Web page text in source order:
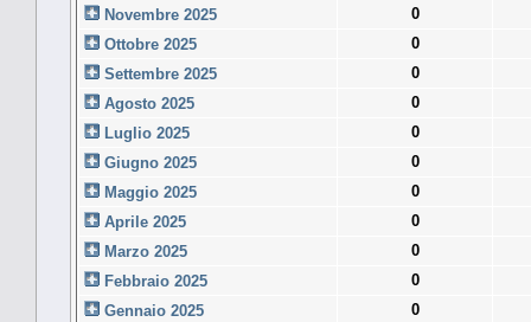
Novembre 2025
0
Ottobre 2025
0
Settembre 2025
0
Agosto 2025
0
Luglio 2025
0
Giugno 2025
0
Maggio 2025
0
Aprile 2025
0
Marzo 2025
0
Febbraio 2025
0
Gennaio 2025
0